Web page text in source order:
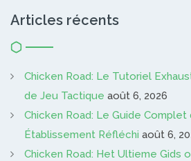
Articles récents
Chicken Road: Le Tutoriel
de Jeu Tactique août 6, 2026
Chicken Road: Le Guide Complet
Établissement Réfléchi août 6,
Chicken Road: Het Ultieme Gids